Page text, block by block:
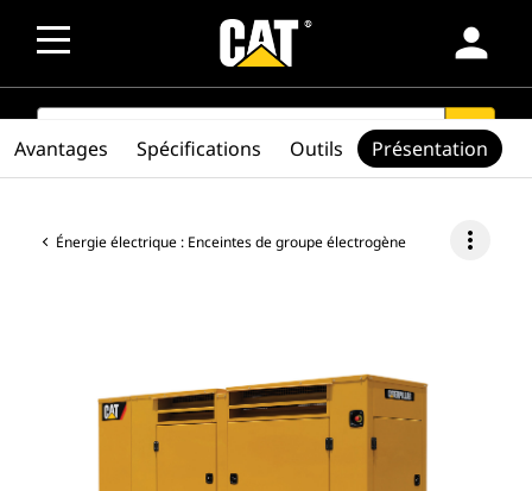
person
SEARCH search
Énergie électrique : Enceintes de groupe électrogène more_vert
Avantages Spécifications Outils Présentation